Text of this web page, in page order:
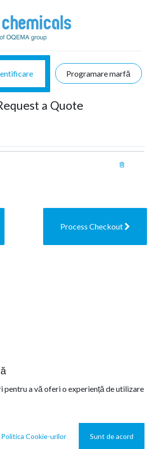
Programare marfă
a Quote
Process Checkout
pentru a vă oferi o experiență de utilizare
Politica Cookie-urilor Sunt de acord